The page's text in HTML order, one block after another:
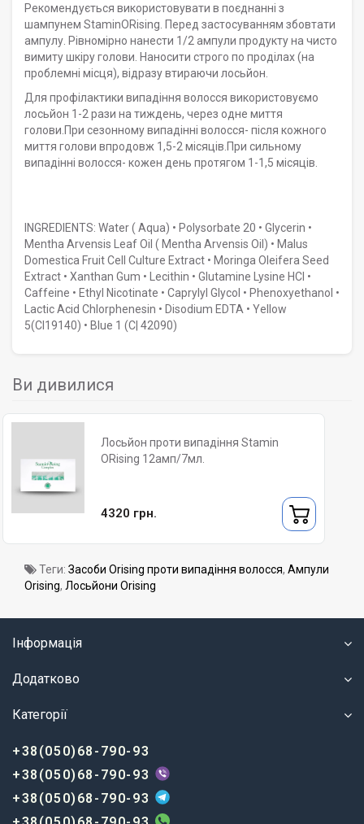
Рекомендується використовувати в поєднанні з
шампунем StaminORising. Перед застосуванням збовтати
ампулу. Рівномірно нанести 1/2 ампули продукту на чисто
вимиту шкіру голови. Наносити строго по проділах (на
проблемні місця), відразу втираючи лосьйон.
Для профілактики випадіння волосся використовуємо
лосьйон 1-2 рази на тиждень, через одне миття
голови.При сезонному випадінні волосся- після кожного
миття голови впродовж 1,5-2 місяців.При сильному
випадінні волосся- кожен день протягом 1-1,5 місяців.
INGREDIENTS: Water ( Aqua) • Polysorbate 20 • Glycerin •
Mentha Arvensis Leaf Oil ( Mentha Arvensis Oil) • Malus
Domestica Fruit Cell Culture Extract • Moringa Oleifera Seed
Extract • Xanthan Gum • Lecithin • Glutamine Lysine HCI •
Caffeine • Ethyl Nicotinate • Caprylyl Glycol • Phenoxyethanol •
Lactic Acid Chlorphenesin • Disodium EDTA • Yellow
5(CI19140) • Blue 1 (C| 42090)
Ви дивилися
Лосьйон проти випадіння Stamin
ORising 12амп/7мл.
4320 грн.
Теги: Засоби Orising проти випадіння волосся, Ампули
Orising, Лосьйони Orising
Інформація
Додатково
Категорії
+38(050)68-790-93
+38(050)68-790-93
+38(050)68-790-93